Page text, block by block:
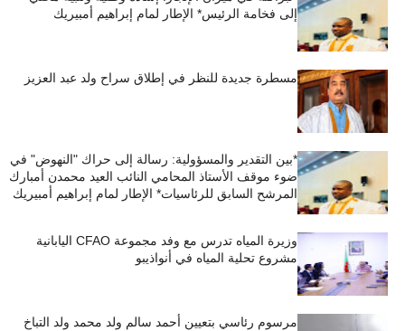
إلى فخامة الرئيس* الإطار لمام إبراهيم أمبيريك
مسطرة جديدة للنظر في إطلاق سراح ولد عبد العزيز
*بين التقدير والمسؤولية: رسالة إلى حراك "النهوض" في
ضوء موقف الأستاذ المحامي النائب العيد محمدن أمبارك
المرشح السابق للرئاسيات* الإطار لمام إبراهيم أمبيريك
وزيرة المياه تدرس مع وفد مجموعة CFAO اليابانية
مشروع تحلية المياه في أنواذيبو
مرسوم رئاسي بتعيين أحمد سالم ولد محمد ولد التباخ